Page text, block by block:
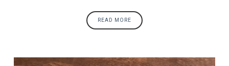
READ MORE